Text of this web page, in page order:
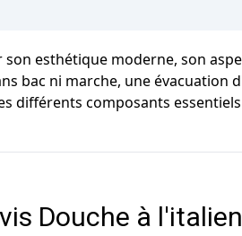
son esthétique moderne, son
bac ni marche, une
différents composants
Douche à